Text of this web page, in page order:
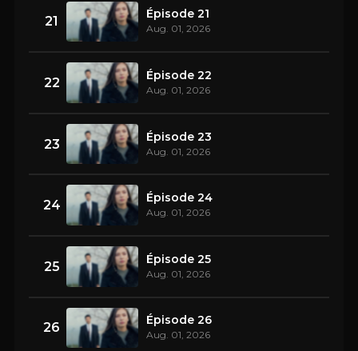
21 Épisode 21
Aug. 01, 2026
22 Épisode 22
Aug. 01, 2026
23 Épisode 23
Aug. 01, 2026
24 Épisode 24
Aug. 01, 2026
25 Épisode 25
Aug. 01, 2026
26 Épisode 26
Aug. 01, 2026